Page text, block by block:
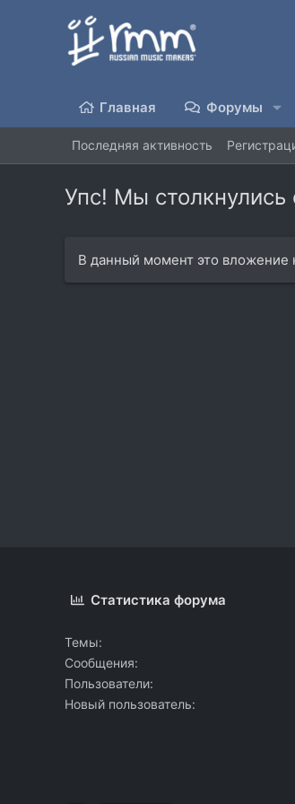
Главная Форумы
Последняя активность
Упс! Мы
В данный момент это вложение
Статистика форума
Темы
Сообщения
Пользователи
Новый пользователь